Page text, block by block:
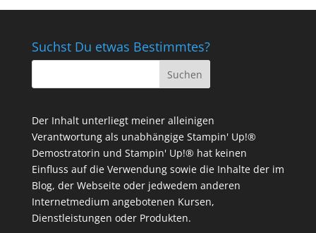
Suchst Du etwas Bestimmtes?
Der Inhalt unterliegt meiner alleinigen
Verantwortung als unabhängige Stampin' Up!®
Demostratorin und Stampin' Up!® hat keinen
Einfluss auf die Verwendung sowie die Inhalte der im
Blog, der Webseite oder jedwedem anderen
Internetmedium angebotenen Kursen,
Dienstleistungen oder Produkten.